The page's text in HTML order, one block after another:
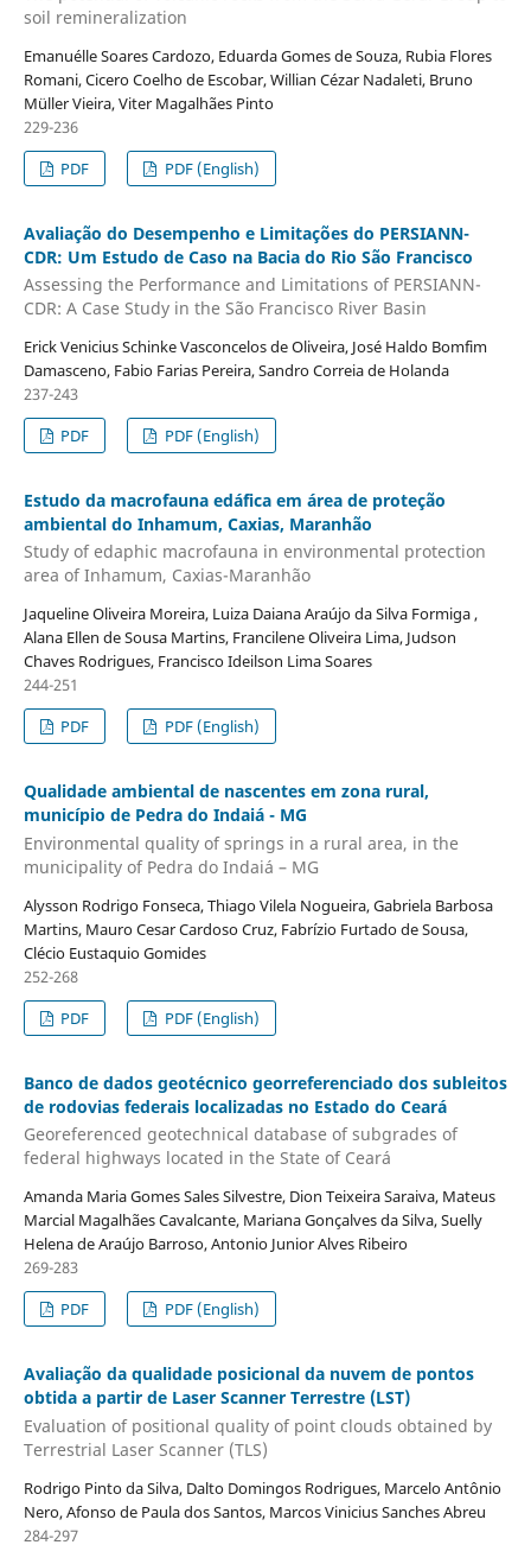
soil remineralization
Emanuélle Soares Cardozo, Eduarda Gomes de Souza, Rubia Flores
Romani, Cicero Coelho de Escobar, Willian Cézar Nadaleti, Bruno
Müller Vieira, Viter Magalhães Pinto
229-236
PDF
PDF (English)
Avaliação do Desempenho e Limitações do PERSIANN-
CDR: Um Estudo de Caso na Bacia do Rio São Francisco
Assessing the Performance and Limitations of PERSIANN-
CDR: A Case Study in the São Francisco River Basin
Erick Venicius Schinke Vasconcelos de Oliveira, José Haldo Bomfim
Damasceno, Fabio Farias Pereira, Sandro Correia de Holanda
237-243
PDF
PDF (English)
Estudo da macrofauna edáfica em área de proteção
ambiental do Inhamum, Caxias, Maranhão
Study of edaphic macrofauna in environmental protection
area of Inhamum, Caxias-Maranhão
Jaqueline Oliveira Moreira, Luiza Daiana Araújo da Silva Formiga ,
Alana Ellen de Sousa Martins, Francilene Oliveira Lima, Judson
Chaves Rodrigues, Francisco Ideilson Lima Soares
244-251
PDF
PDF (English)
Qualidade ambiental de nascentes em zona rural,
município de Pedra do Indaiá - MG
Environmental quality of springs in a rural area, in the
municipality of Pedra do Indaiá – MG
Alysson Rodrigo Fonseca, Thiago Vilela Nogueira, Gabriela Barbosa
Martins, Mauro Cesar Cardoso Cruz, Fabrízio Furtado de Sousa,
Clécio Eustaquio Gomides
252-268
PDF
PDF (English)
Banco de dados geotécnico georreferenciado dos subleitos
de rodovias federais localizadas no Estado do Ceará
Georeferenced geotechnical database of subgrades of
federal highways located in the State of Ceará
Amanda Maria Gomes Sales Silvestre, Dion Teixeira Saraiva, Mateus
Marcial Magalhães Cavalcante, Mariana Gonçalves da Silva, Suelly
Helena de Araújo Barroso, Antonio Junior Alves Ribeiro
269-283
PDF
PDF (English)
Avaliação da qualidade posicional da nuvem de pontos
obtida a partir de Laser Scanner Terrestre (LST)
Evaluation of positional quality of point clouds obtained by
Terrestrial Laser Scanner (TLS)
Rodrigo Pinto da Silva, Dalto Domingos Rodrigues, Marcelo Antônio
Nero, Afonso de Paula dos Santos, Marcos Vinicius Sanches Abreu
284-297